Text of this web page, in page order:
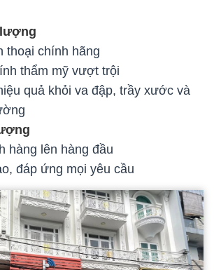
thoại chính hãng
thẩm mỹ vượt trội
quả khỏi va đập, trầy xước và
hàng lên hàng đầu
đáp ứng mọi yêu cầu